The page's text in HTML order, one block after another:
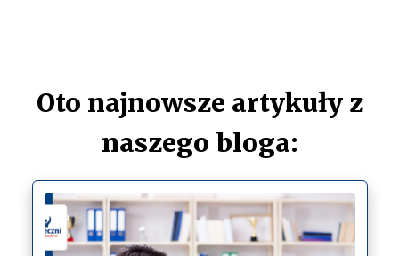
Oto najnowsze artykuły z
naszego bloga: